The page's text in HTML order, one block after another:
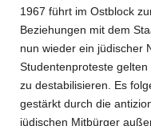
1967 führt im Ostblock
Beziehungen mit dem
nun wieder ein jüdischer
Studentenproteste
zu destabilisieren. Es
gestärkt durch die
jüdischen Mitbürger